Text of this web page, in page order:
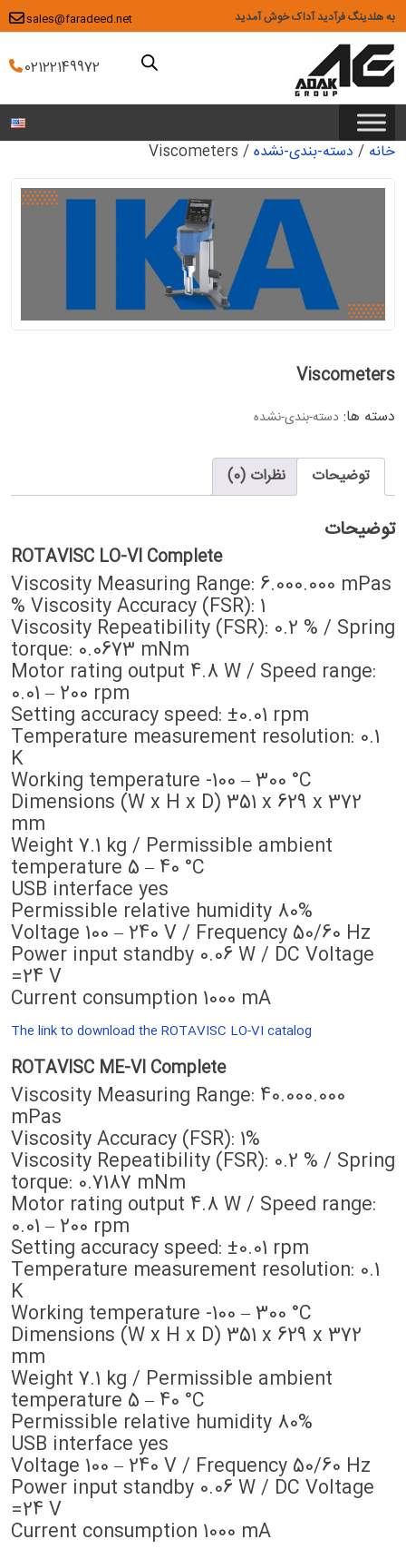
Skip
to
content
به هلدینگ فرآدید آداک خوش آمدید sales@faradeed.net
02122149972
خانه / دسته-بندی-نشده/ Viscometers
Viscometers
دسته ها: دسته-بندی-نشده
توضیحات نظرات (0)
توضیحات
ROTAVISC LO-VI Complete
Viscosity Measuring Range: 6.000.000 mPas
Viscosity Accuracy (FSR): 1 %
Viscosity Repeatibility (FSR): 0.2 % / Spring
torque: 0.0673 mNm
Motor rating output 4.8 W / Speed range:
0.01 – 200 rpm
Setting accuracy speed: ±0.01 rpm
Temperature measurement resolution: 0.1
K
Working temperature -100 – 300 °C
Dimensions (W x H x D) 351 x 629 x 372
mm
Weight 7.1 kg / Permissible ambient
temperature 5 – 40 °C
USB interface yes
Permissible relative humidity 80%
Voltage 100 – 240 V / Frequency 50/60 Hz
Power input standby 0.06 W / DC Voltage
24 V=
Current consumption 1000 mA
The link to download the ROTAVISC LO-VI catalog
ROTAVISC ME-VI Complete
Viscosity Measuring Range: 40.000.000
mPas
Viscosity Accuracy (FSR): 1%
Viscosity Repeatibility (FSR): 0.2 % / Spring
torque: 0.7187 mNm
Motor rating output 4.8 W / Speed range:
0.01 – 200 rpm
Setting accuracy speed: ±0.01 rpm
Temperature measurement resolution: 0.1
K
Working temperature -100 – 300 °C
Dimensions (W x H x D) 351 x 629 x 372
mm
Weight 7.1 kg / Permissible ambient
temperature 5 – 40 °C
Permissible relative humidity 80%
USB interface yes
Voltage 100 – 240 V / Frequency 50/60 Hz
Power input standby 0.06 W / DC Voltage
24 V=
Current consumption 1000 mA